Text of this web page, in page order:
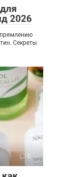
2026
Секреты
0